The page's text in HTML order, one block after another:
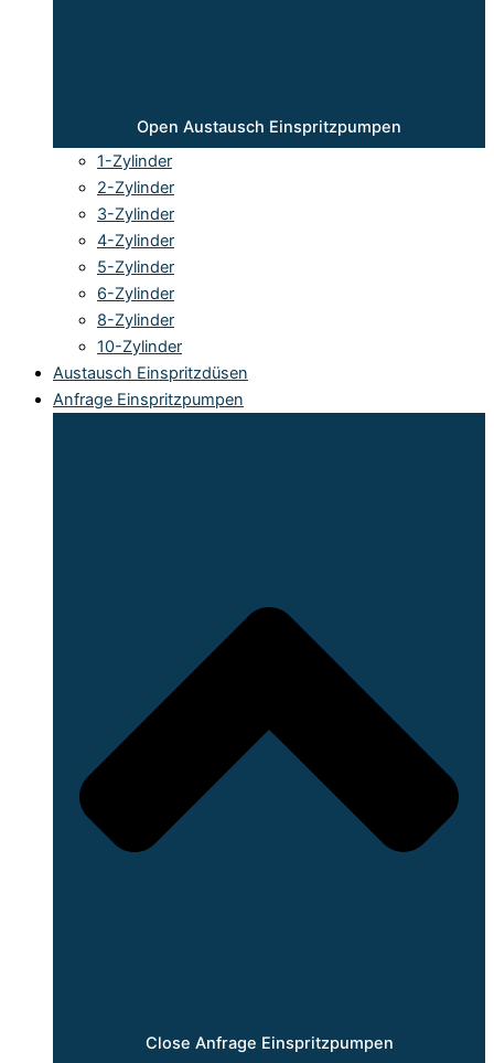
Open Austausch Einspritzpumpen
1-Zylinder
2-Zylinder
3-Zylinder
4-Zylinder
5-Zylinder
6-Zylinder
8-Zylinder
10-Zylinder
Austausch Einspritzdüsen
Anfrage Einspritzpumpen
Close Anfrage Einspritzpumpen